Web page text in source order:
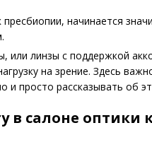
начинается
или линзы с поддержкой
на зрение. Здесь
и просто рассказывать об
в салоне оптики